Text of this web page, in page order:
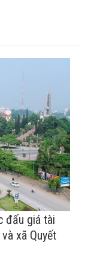
đấu giá tài
xã Quyết